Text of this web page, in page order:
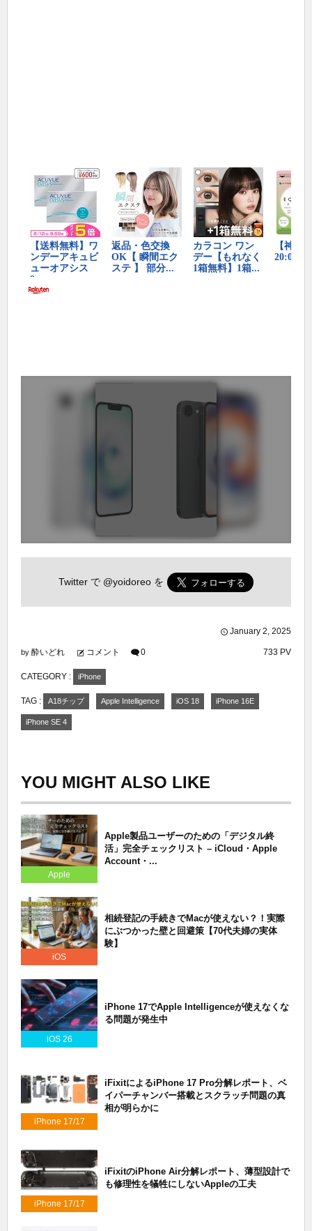
Twitter で @yoidoreo を
January 2 2025
by 酔いどれ コメント 0 733 PV
CATEGORY : iPhone
TAG : A18チップ Apple Intelligence iOS 18 iPhone 16E
iPhone SE 4
YOU MIGHT ALSO LIKE
Apple
Apple製品ユーザーのための「デジタル終
活」完全チェックリスト – iCloud・Apple
Account・...
iOS
相続登記の手続きでMacが使えない？！実際
にぶつかった壁と回避策【70代夫婦の実体
験】
iOS 26
iPhone 17でApple Intelligenceが使えなくな
る問題が発生中
iPhone 17/17
iFixitによるiPhone 17 Pro分解レポート、ベ
イパーチャンバー搭載とスクラッチ問題の真
相が明らかに
iPhone 17/17
iFixitのiPhone Air分解レポート、薄型設計で
も修理性を犠牲にしないAppleの工夫